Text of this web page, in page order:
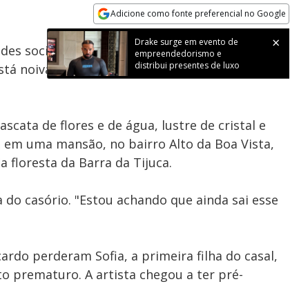
Adicione como fonte preferencial no Google
Opens in new window
Drake surge em evento de
empreendedorismo e
distribui presentes de luxo
Velocidade
sociais e mostrou que os preparativos para
noiva do ator Ricardo Vianna desde fevereiro
de flores e de água, lustre de cristal e
uma mansão, no bairro Alto da Boa Vista,
floresta da Barra da Tijuca.
casório. "Estou achando que ainda sai esse
perderam Sofia, a primeira filha do casal,
prematuro. A artista chegou a ter pré-